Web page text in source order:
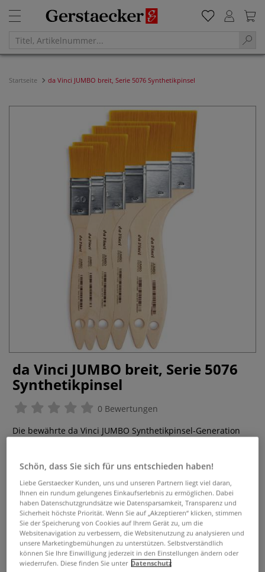
Startseite da Vinci JUMBO breit, Serie 5076 Synthetikpinsel
da Vinci JUMBO breit, Serie 5076
Synthetikpinsel
0 Bewertungen
Die bewährte da Vinci JUMBO Synthetikpinsel-Generation
Spitze.
Mehr
ab11,14 €
inklusive 20% bzw. 10% MwSt,
ggf. zuzüglichVersandkosten
Produkt bestellen
Schön, dass Sie sich für uns entschieden haben!
Liebe Gerstaecker Kunden, uns und unseren Partnern liegt viel daran,
Ihnen ein rundum gelungenes Einkaufserlebnis zu ermöglichen. Dabei
haben Datenschutzgrundsätze wie Datensparsamkeit, Transparenz und
Sicherheit höchste Priorität. Wenn Sie auf „Akzeptieren“ klicken, stimmen
Sie der Speicherung von Cookies auf Ihrem Gerät zu, um die
Websitenavigation zu verbessern, die Websitenutzung zu analysieren und
unsere Marketingbemühungen zu unterstützen. Selbstverständlich
können Sie Ihre Einwilligung jederzeit in den Einstellungen ändern oder
wiederrufen. Diese finden Sie unter Datenschutz